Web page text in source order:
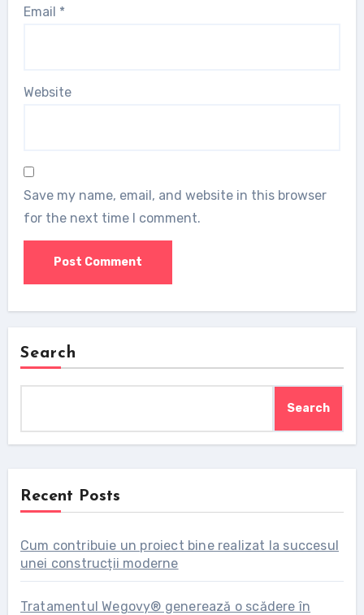
Email *
Website
Save my name, email, and website in this browser
for the next time I comment.
Search
Search
Recent Posts
Cum contribuie un proiect bine realizat la succesul
unei construcții moderne
Tratamentul Wegovy® generează o scădere în